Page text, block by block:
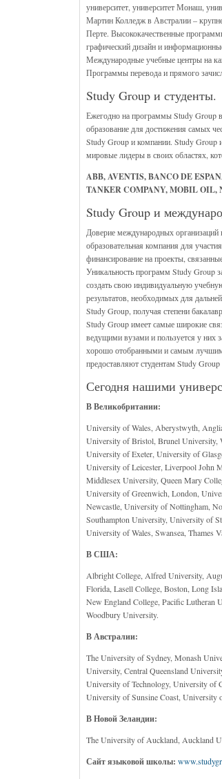
университет, университет Монаш,
Мартин Колледж в Австралии –
Перте. Высококачественные
графический дизайн и
Международные учебные центры на
Программы перевода и прямого
Study Group и студенты.
Ежегодно на программы Study Group
образование для достижения самых
Study Group и компании. Study Group
мировые лидеры в своих областях,
ABB, AVENTIS, BANCO DE
TANKER COMPANY, MOBIL OIL,
Study Group и
Доверие международных организаций
образовательная компания для
финансирование на проекты,
Уникальность программ Study Group
создать свою индивидуальную
результатов, необходимых для
Study Group, получая степени
Study Group имеет самые широкие
ведущими вузами и пользуется у них
хорошо отобранными и самым лучшим
предоставляют студентам Study
Сегодня нашими
В Великобритании:
University of Wales, Aberystwyth,
University of Bristol, Brunel University,
University of Exeter, University of
University of Leicester, Liverpool John
Middlesex University, Queen Mary
University of Greenwich, London,
Newcastle, University of Nottingham,
Southampton University, University of
University of Wales, Swansea,
В США:
Albright College, Alfred University,
Florida, Lasell College, Boston, Long
New England College, Pacific Lutheran
Woodbury University.
В Австралии:
The University of Sydney, Monash
University, Central Queensland
University of Technology, University of
University of Sunsine Coast, University
В Новой Зеландии:
The University of Auckland, Auckland
Сайт языковой школы: